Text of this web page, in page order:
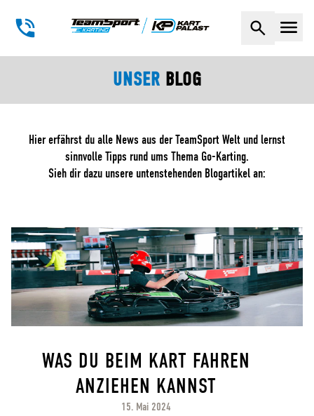
UNSER BLOG
Hier erfährst du alle News aus der TeamSport Welt und lernst
sinnvolle Tipps rund ums Thema Go-Karting.
Sieh dir dazu unsere untenstehenden Blogartikel an:
WAS DU BEIM KART FAHREN
ANZIEHEN KANNST
15. Mai 2024